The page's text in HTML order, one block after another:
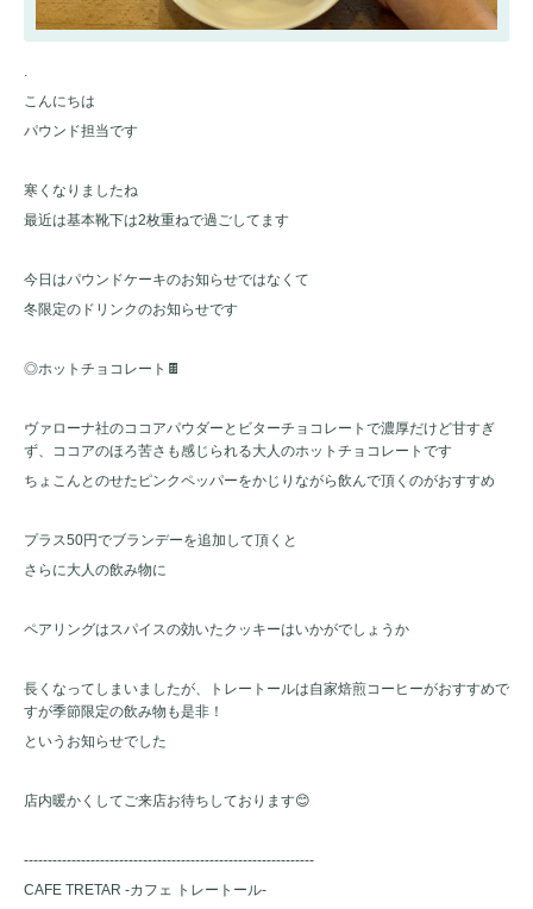
こんにちは
パウンド担当です
寒くなりましたね
最近は基本靴下は2枚重ねで過ごしてます
今日はパウンドケーキのお知らせではなくて
冬限定のドリンクのお知らせです
◎ホットチョコレート🍫
ヴァローナ社のココアパウダーとビターチョコレートで濃厚だけど甘すぎ
ず、ココアのほろ苦さも感じられる大人のホットチョコレートです
ちょこんとのせたピンクペッパーをかじりながら飲んで頂くのがおすすめ
プラス50円でブランデーを追加して頂くと
さらに大人の飲み物に
ペアリングはスパイスの効いたクッキーはいかがでしょうか
長くなってしまいましたが、トレートールは自家焙煎コーヒーがおすすめで
すが季節限定の飲み物も是非！
というお知らせでした
店内暖かくしてご来店お待ちしております😊
-------------------------------------------------------------
CAFE TRETAR -カフェ トレートール-